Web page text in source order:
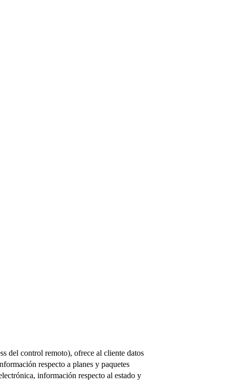
del control remoto), ofrece al cliente datos
respecto a planes y paquetes
información respecto al estado y